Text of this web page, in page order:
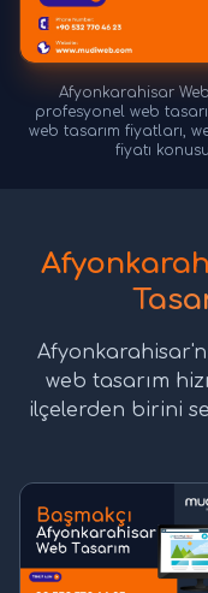
Afyonkarahisar
profesyonel web
web tasarım fiyatları,
fiyatı
web tasarım
ilçelerden birini